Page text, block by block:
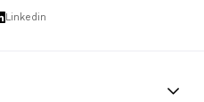
Linkedin